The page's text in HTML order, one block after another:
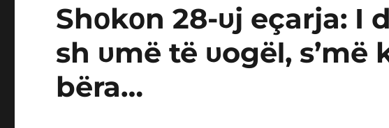
Shοkοn 28-υj eçarja: I
sh υmë të υogëΙ,
bëra…